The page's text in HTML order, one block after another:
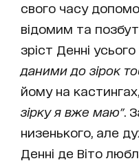
свого часу
відомим та
зріст Денні усього
даними до зірок
йому на кастингах,
зірку я вже маю".
низенького, але
Денні де Віто